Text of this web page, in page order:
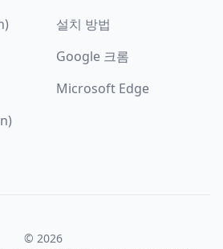
설치 방법
Google 크롬
Microsoft Edge
© 2026